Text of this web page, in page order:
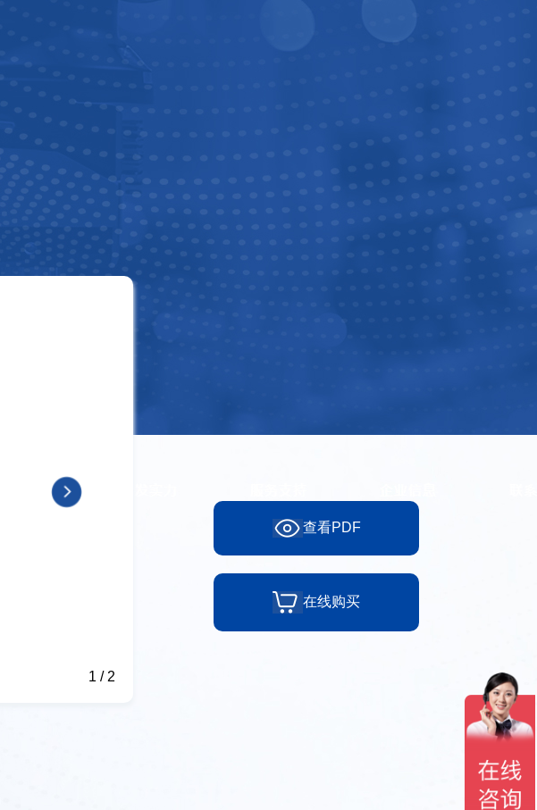
1 / 2
查看PDF
在线购买